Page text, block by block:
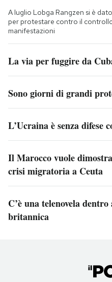
A luglio Lobga Rangzen si è
per protestare contro il
manifestazioni
La via per fuggire da
Sono giorni di grandi
L’Ucraina è senza difese
Il Marocco vuole
crisi migratoria a Ceuta
C’è una telenovela
britannica